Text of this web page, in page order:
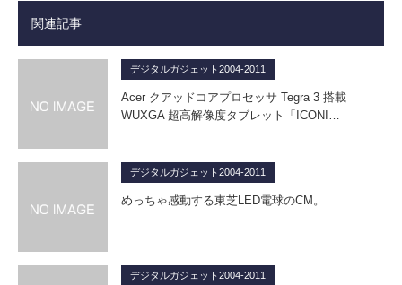
関連記事
デジタルガジェット2004-2011
Acer クアッドコアプロセッサ Tegra 3 搭載
WUXGA 超高解像度タブレット「ICONI…
デジタルガジェット2004-2011
めっちゃ感動する東芝LED電球のCM。
デジタルガジェット2004-2011